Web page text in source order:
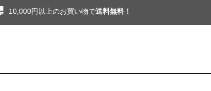
10,000円以上のお買い物で送料無料！